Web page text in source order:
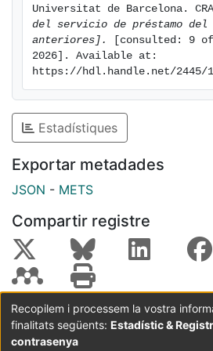
CRAI biblioteques de la
- ANNEX 4: Normativa del servei
càmeres i altres materials del
d'Informació i Mitjans
- ANNEX 5: Normativa de
la Universitat de Barcelona per a
- ANNEX 6: Normativa del servei
interbibliotecari del CRAI de la
Barcelona.
Universitat de Barcelona.
del servicio de préstamo del
anteriores].
[consulted: 9
2026]. Available at:
https://hdl.handle.net/2445/
Estadístiques
Exportar metadades
JSON - METS
Compartir registre
Coordinació:CRAI UB Avís legal
Metadades
subjectes a:
Recopilem i processem la vostra
finalitats següents: Estadístic &
contrasenya